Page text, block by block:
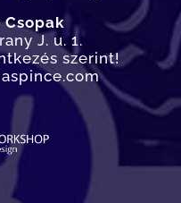
Csopak
J. u. 1.
szerint!